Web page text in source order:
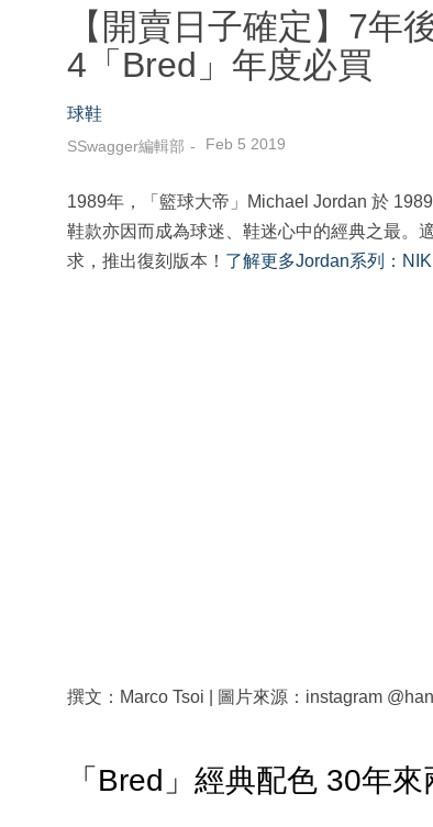
【開賣日子確定】7年
4「Bred」年度必買
球鞋
SSwagger編輯部 Feb 5 2019
1989年，「籃球大帝」Michael Jordan 於
鞋款亦因而成為球迷、鞋迷心中的經典之最。
求，推出復刻版本！ 了解更多Jordan系列：
撰文：Marco Tsoi | 圖片來源：instagram
「Bred」經典配色 30年來